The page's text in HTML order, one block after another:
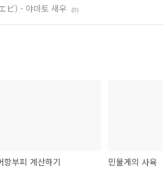
ビ) - 야마토 새우 (0)
항부피 계산하기 민물게의 사육